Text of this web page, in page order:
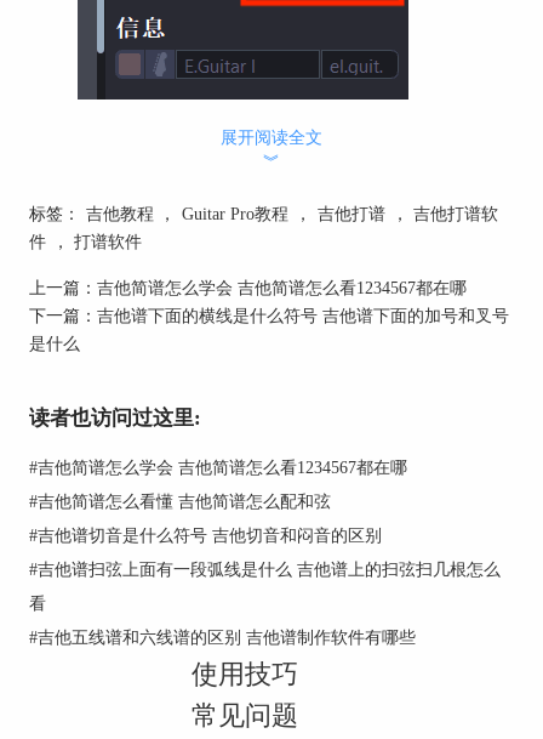
图一：进入调弦界面
第6、4、2弦。将第6弦从标准E音升高半音，变成
标准B音升高半音，变成C音。
展开阅读全文
︾
标签： 吉他教程 ， Guitar Pro教程 ， 吉他打谱 ，
吉他打谱软
件
， 打谱软件
上一篇： 吉他简谱怎么学会 吉他简谱怎么看1234567都在哪
下一篇： 吉他谱下面的横线是什么符号 吉他谱下面的加号和叉号
是什么
读者也访问过这里:
#吉他简谱怎么学会 吉他简谱怎么看1234567都在哪
#吉他简谱怎么看懂 吉他简谱怎么配和弦
#吉他谱切音是什么符号 吉他切音和闷音的区别
#吉他谱扫弦上面有一段弧线是什么 吉他谱上的扫弦扫几根怎么
看
#吉他五线谱和六线谱的区别 吉他谱制作软件有哪些
使用技巧
常见问题